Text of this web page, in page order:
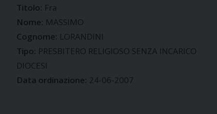
Titolo: Fra
Nome: MASSIMO
Cognome: LORANDINI
Tipo: PRESBITERO RELIGIOSO SENZA INCARICO
DIOCESI
Data ordinazione: 24-06-2007